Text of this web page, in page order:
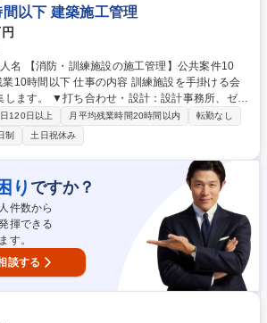
早期キャリアアップ可能！
以下 建築施工管理
容 訓練施設を手掛ける会
します。 ▼打ち合わせ・設計：設計事務所、ゼネ
施設に付随する金物等の打ち合わせ、設計ソフト
レクチャーします。 ▼施
場で取付る金物等の搬入・工事打合せを元請と行
作業計画などの準備を行います。工事開始後は作
などを行います。 ▼完成・定期点検：約1ヶ月～
後も点検・是正等の依頼がきたら協力会社の手
時間以下
120日以上 月平均残業時間20時間以内
転勤なし
制 土日祝休み
り ですか？
件数から
揮できる
す。
談する